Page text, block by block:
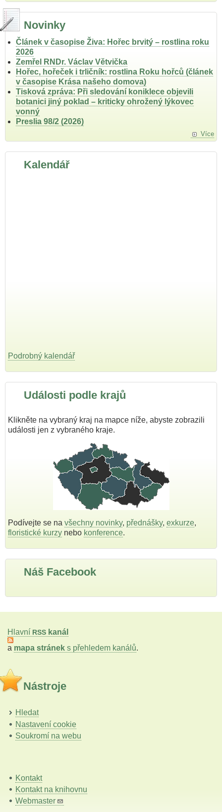
Novinky
Článek v časopise Živa: Hořec brvitý – rostlina roku
2026
Zemřel RNDr. Václav Větvička
Hořec, hořeček i trličník: rostlina Roku hořců (článek
v časopise Krása našeho domova)
Tisková zpráva: Při sledování koniklece objevili
botanici jiný poklad – kriticky ohrožený lýkovec
vonný
Preslia 98/2 (2026)
Více
Kalendář
Podrobný kalendář
Události podle krajů
Klikněte na vybraný kraj na mapce níže, abyste zobrazili
události jen z vybraného kraje.
Podívejte se na všechny novinky, přednášky, exkurze,
floristické kurzy nebo konference.
Náš Facebook
Hlavní RSS kanál
a mapa stránek s přehledem kanálů.
Nástroje
Hledat
Nastavení cookie
Soukromí na webu
Kontakt
Kontakt na knihovnu
Webmaster